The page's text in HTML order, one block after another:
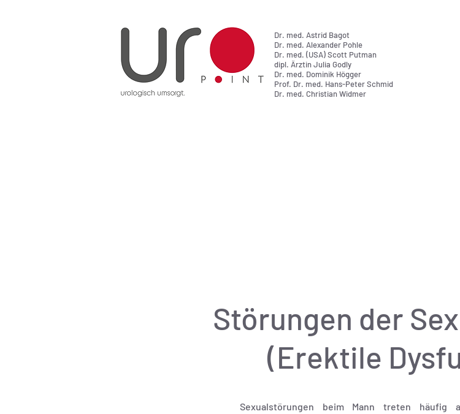
Dr. med. Astrid Bagot
Dr. med. Alexander Pohle
Dr. med. (USA) Scott Putman
dipl. Ärztin Julia Godly
Dr. med. Dominik Högger
Prof. Dr. med. Hans-Peter Schmid
Dr. med. Christian Widmer
Störungen der
(Erektile
Sexualstörungen beim Mann treten häufig